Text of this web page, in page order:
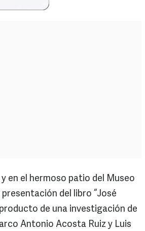
en el hermoso patio del Museo
del libro “José
de una investigación de
Antonio Acosta Ruiz y Luis